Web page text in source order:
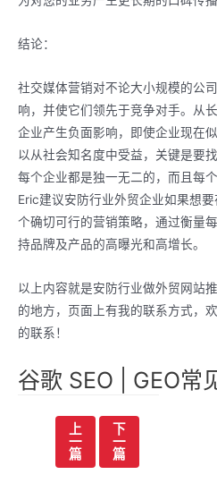
结论：
社交媒体营销对不论大小规模的公
响，并使它们领先于竞争对手。从
企业产生负面影响，即使企业现在
以从社会知名度中受益，关键是要
每个企业都是独一无二的，而且每
Eric建议安防行业外贸企业如果想
个确切可行的营销策略，通过衡量
持品牌及产品的高曝光和高增长。
以上内容就是安防行业做外贸网站
的地方，页面上有我的联系方式，
的联系！
谷歌 SEO | GEO常
上
一
篇
下
一
篇